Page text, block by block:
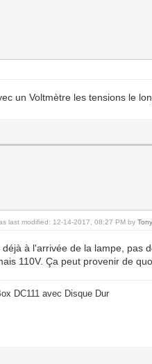
un Voltmètre les tensions le
last modified: 12-14-2017, 08:27 PM by
à l'arrivée de la lampe, pas
110V. Ça peut provenir de
DC111 avec Disque Dur